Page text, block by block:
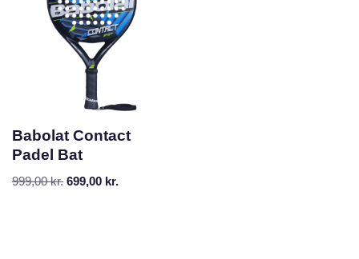
Babolat Contact
Padel Bat
999,00kr. 699,00 kr.